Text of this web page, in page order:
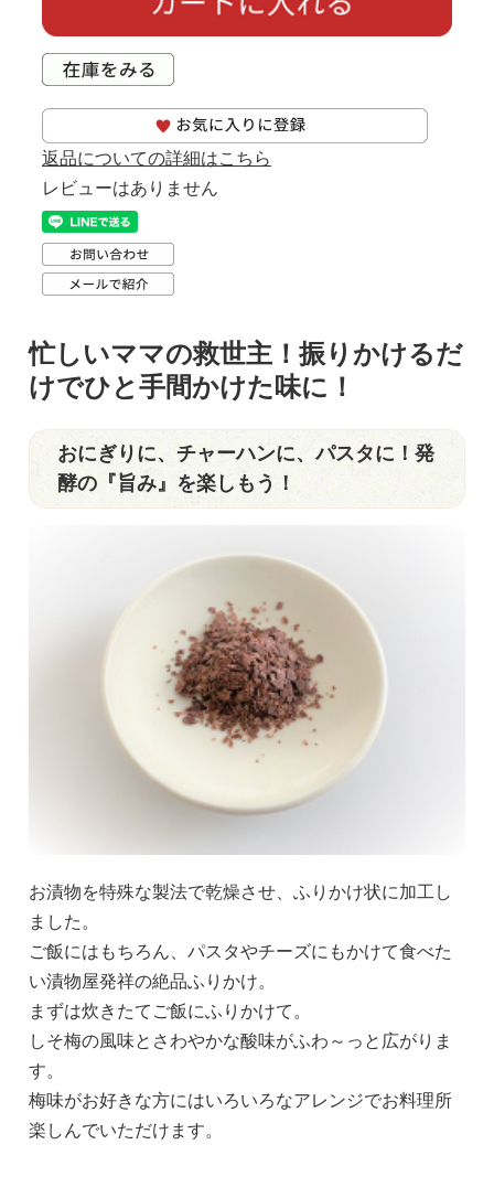
返品についての詳細はこちら
レビューはありません
忙しいママの救世主！振りかけるだ
けでひと手間かけた味に！
おにぎりに、チャーハンに、パスタに！発
酵の『旨み』を楽しもう！
お漬物を特殊な製法で乾燥させ、ふりかけ状に加工し
ました。
ご飯にはもちろん、パスタやチーズにもかけて食べた
い漬物屋発祥の絶品ふりかけ。
まずは炊きたてご飯にふりかけて。
しそ梅の風味とさわやかな酸味がふわ～っと広がりま
す。
梅味がお好きな方にはいろいろなアレンジでお料理所
楽しんでいただけます。